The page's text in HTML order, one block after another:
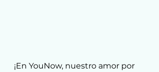
¡En YouNow, nuestro amor por